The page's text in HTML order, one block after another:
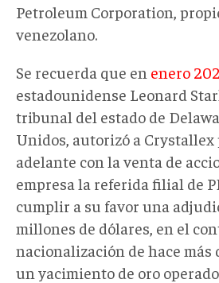
Petroleum Corporation,
venezolano.
Se recuerda que en enero
estadounidense Leonard
tribunal del estado de
Unidos, autorizó a Crystallex
adelante con la venta de
empresa la referida filial de
cumplir a su favor una
millones de dólares, en el
nacionalización de hace más
un yacimiento de oro